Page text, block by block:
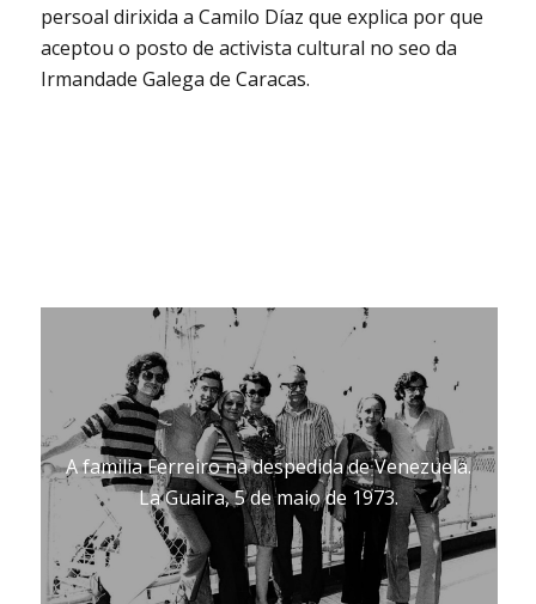
persoal dirixida a Camilo Díaz que explica por que
aceptou o posto de activista cultural no seo da
Irmandade Galega de Caracas.
A familia Ferreiro na despedida de Venezuela.
La Guaira, 5 de maio de 1973.